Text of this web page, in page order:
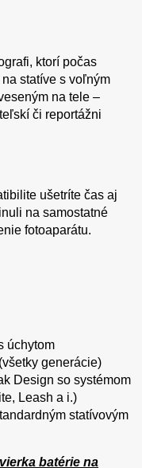
ktorí počas
statíve s voľným
na tele –
či reportážni
ušetríte čas aj
na samostatné
fotoaparátu.
úchytom
generácie)
Design so systémom
Leash a i.)
statívovým
batérie na